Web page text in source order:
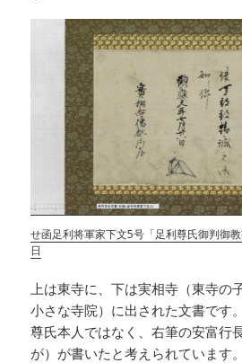
せ函足利将軍家下文5号「足利尊氏御判御
日
上は東寺に、下は実相寺（東寺の
小さな寺院）に出された文書です
尊氏本人ではなく、右筆の安富行
が）が書いたと考えられています